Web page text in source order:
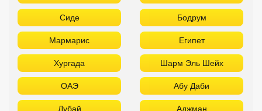
Сиде Бодрум
Мармарис Египет
Хургада Шарм Эль Шейх
ОАЭ Абу Даби
Дубай Аджман